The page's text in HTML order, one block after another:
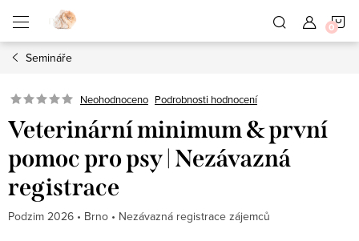
obsah
Semináře
Neohodnoceno Podrobnosti hodnocení
Veterinární minimum & první
pomoc pro psy | Nezávazná
registrace
Podzim 2026 • Brno • Nezávazná registrace zájemců